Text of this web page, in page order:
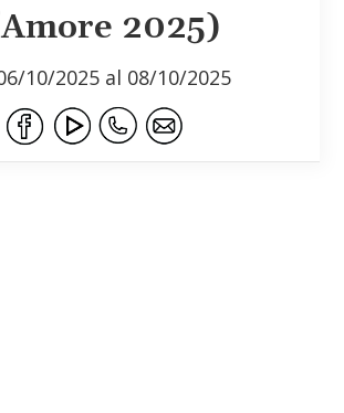
2025)
10/2025 al 08/10/2025